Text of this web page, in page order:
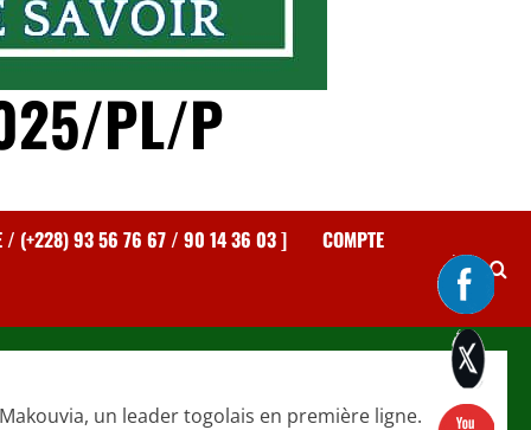
PL/P
/ (+228) 93 56 76 67 / 90 14 36 03 ] COMPTE
un leader togolais en première ligne.